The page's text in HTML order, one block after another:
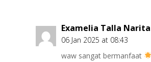
Examelia Talla
06 Jan 2025 at 08:43
waw sangat bermanfaat